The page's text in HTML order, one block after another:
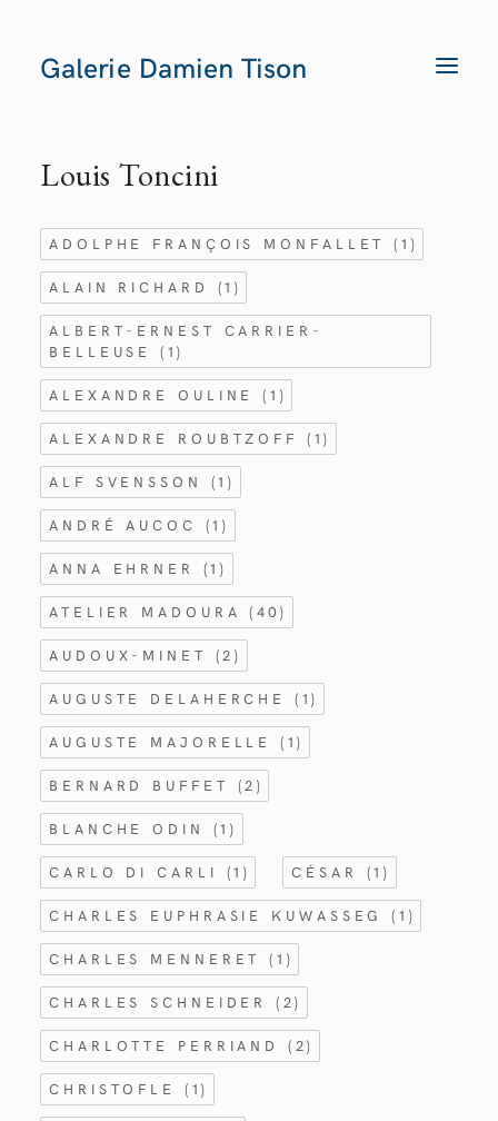
T
Galerie Damien Tison
Louis Toncini
ADOLPHE FRANÇOIS MONFALLET(1)
ALAIN RICHARD (1)
ALBERT-ERNEST CARRIER-
BELLEUSE(1)
ALEXANDRE OULINE(1)
ALEXANDRE ROUBTZOFF(1)
ALF SVENSSON (1)
ANDRÉ AUCOC (1)
ANNA EHRNER (1)
ATELIER MADOURA(40)
AUDOUX-MINET (2)
AUGUSTE DELAHERCHE(1)
AUGUSTE MAJORELLE(1)
BERNARD BUFFET (2)
BLANCHE ODIN (1)
CARLO DI CARLI (1) CÉSAR (1)
CHARLES EUPHRASIE KUWASSEG(1)
CHARLES MENNERET(1)
CHARLES SCHNEIDER(2)
CHARLOTTE PERRIAND(2)
CHRISTOFLE (1)